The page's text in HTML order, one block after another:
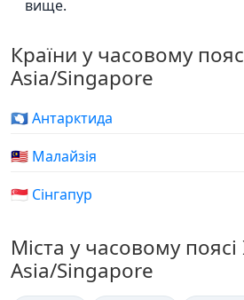
вище.
Країни у часовому
Asia/Singapore
🇦🇶 Антарктида
🇲🇾 Малайзія
🇸🇬 Сінгапур
Міста у часовому поясі
Asia/Singapore